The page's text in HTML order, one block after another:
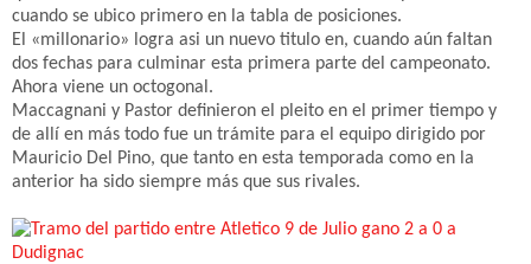
cuando se ubico primero en la tabla de posiciones.
El «millonario» logra asi un nuevo titulo en, cuando aún faltan
dos fechas para culminar esta primera parte del campeonato.
Ahora viene un octogonal.
Maccagnani y Pastor definieron el pleito en el primer tiempo y
de allí en más todo fue un trámite para el equipo dirigido por
Mauricio Del Pino, que tanto en esta temporada como en la
anterior ha sido siempre más que sus rivales.